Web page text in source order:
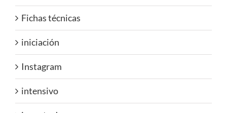
Fichas técnicas
iniciación
Instagram
intensivo